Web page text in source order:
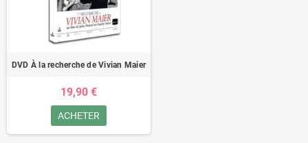
DVD À la recherche de Vivian Maier
19,90 €
ACHETER